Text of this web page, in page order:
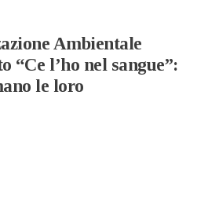
Ambientale
“Ce l’ho nel sangue”:
le loro